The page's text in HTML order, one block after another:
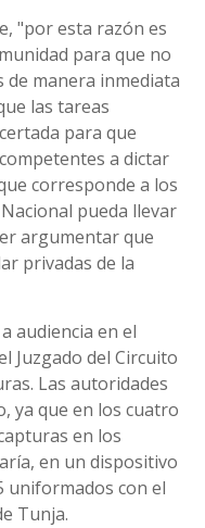
"por esta razón es
para que no
manera inmediata
las tareas
para que
a dictar
corresponde a los
pueda llevar
argumentar que
privadas de la
audiencia en el
Juzgado del Circuito
Las autoridades
ya que en los cuatro
en los
en un dispositivo
uniformados con el
Tunja.